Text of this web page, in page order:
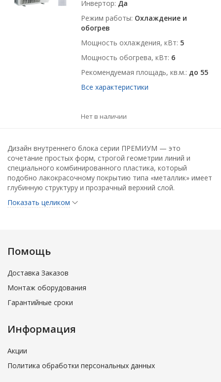
Инвертор Да
Режим работы Охлаждение и
обогрев
Мощность охлаждения, кВт 5
Мощность обогрева, кВт 6
Рекомендуемая площадь, кв.м. до 55
Все характеристики
Нет в наличии
Дизайн внутреннего блока серии ПРЕМИУМ — это
сочетание простых форм, строгой геометрии линий и
специального комбинированного пластика, который
подобно лакокрасочному покрытию типа «металлик» имеет
глубинную структуру и прозрачный верхний слой.
комбинированного пластика и одна линейка блоков белого
Показать целиком
Помощь
Доставка Заказов
Монтаж оборудования
Гарантийные сроки
Информация
Акции
Политика обработки персональных данных